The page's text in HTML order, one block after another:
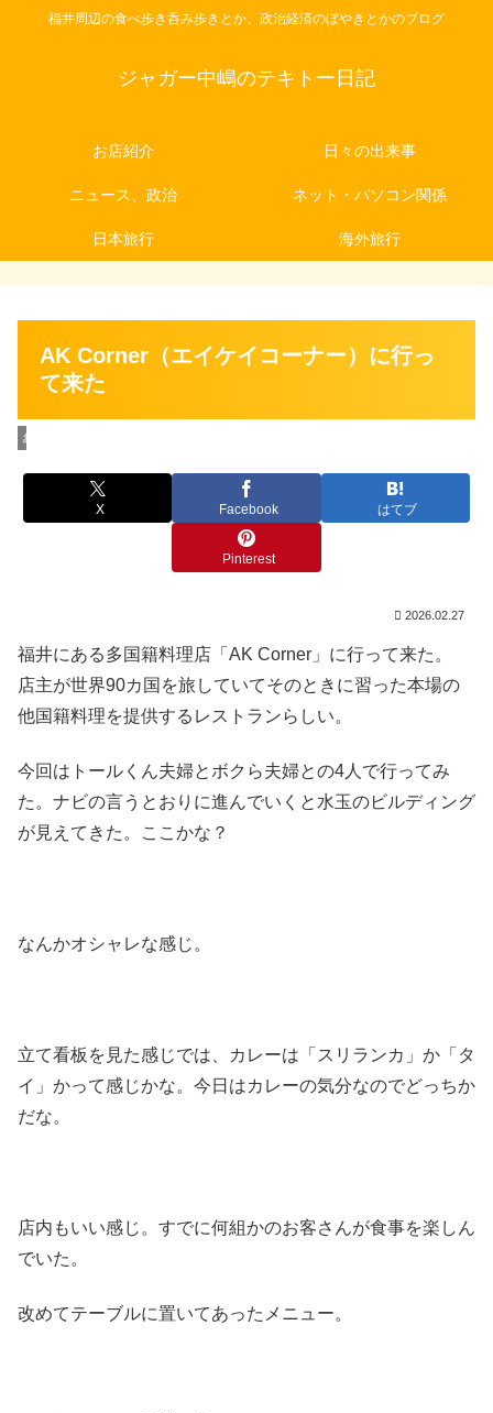
福井周辺の食べ歩き呑み歩きとか、政治経済のぼやきとかのブログ
ジャガー中嶋のテキトー日記
お店紹介 日々の出来事
ニュース、政治 ネット・パソコン関係
日本旅行 海外旅行
AK Corner（エイケイコーナー）に行っ
て来た
お店紹介
X Facebook はてブ
Pinterest
2026.02.27
福井にある多国籍料理店「AK Corner」に行って来た。
店主が世界90カ国を旅していてそのときに習った本場の
他国籍料理を提供するレストランらしい。
今回はトールくん夫婦とボクら夫婦との4人で行ってみ
た。ナビの言うとおりに進んでいくと水玉のビルディング
が見えてきた。ここかな？
なんかオシャレな感じ。
立て看板を見た感じでは、カレーは「スリランカ」か「タ
イ」かって感じかな。今日はカレーの気分なのでどっちか
だな。
店内もいい感じ。すでに何組かのお客さんが食事を楽しん
でいた。
改めてテーブルに置いてあったメニュー。